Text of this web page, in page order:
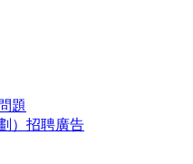
題
）招聘廣告